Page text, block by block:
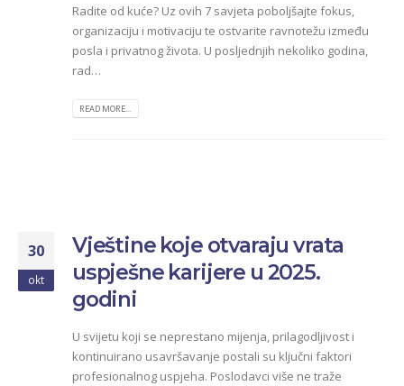
Radite od kuće? Uz ovih 7 savjeta poboljšajte fokus,
organizaciju i motivaciju te ostvarite ravnotežu između
posla i privatnog života. U posljednjih nekoliko godina,
rad…
READ MORE...
30
okt
Vještine koje otvaraju vrata
uspješne karijere u 2025.
godini
U svijetu koji se neprestano mijenja, prilagodljivost i
kontinuirano usavršavanje postali su ključni faktori
profesionalnog uspjeha. Poslodavci više ne traže